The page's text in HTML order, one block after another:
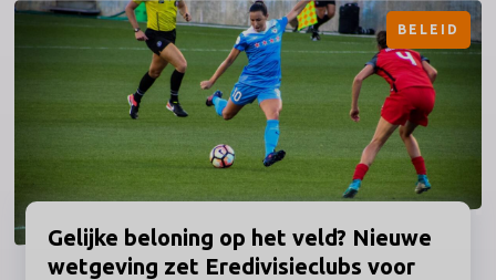
en generieke productpagina’s. De consument wil
meer: persoonlijke, betrouwbare begeleiding en
direct antwoord op concrete vragen. Daarom
bedacht sportmarketingbureau On Your Marks, in
opdracht van Unisport, het AI-karakter Zoai. Zij
kan alles vertellen over de nieuwste Nike-modellen
die we nu op het WK zien.
Gelijke beloning op het veld? Nieuwe
wetgeving zet Eredivisieclubs voor
BELEID